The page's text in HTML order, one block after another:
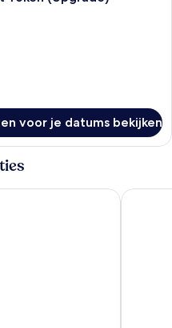
voor je datums bekijken
Holiday